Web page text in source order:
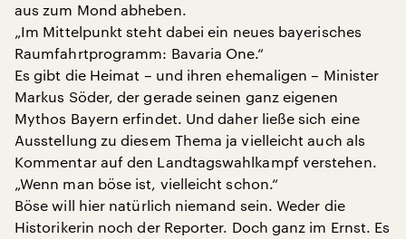
aus zum Mond abheben.
„Im Mittelpunkt steht dabei ein neues bayerisches
Raumfahrtprogramm: Bavaria One.“
Es gibt die Heimat – und ihren ehemaligen – Minister
Markus Söder, der gerade seinen ganz eigenen
Mythos Bayern erfindet. Und daher ließe sich eine
Ausstellung zu diesem Thema ja vielleicht auch als
Kommentar auf den Landtagswahlkampf verstehen.
„Wenn man böse ist, vielleicht schon.“
Böse will hier natürlich niemand sein. Weder die
Historikerin noch der Reporter. Doch ganz im Ernst. Es